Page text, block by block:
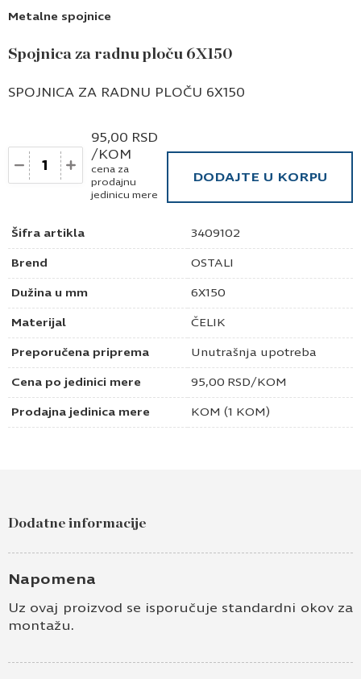
Metalne spojnice
Spojnica za radnu ploču 6X150
Šifra artikla 3409102
Brend OSTALI
Dužina u mm 6X150
Materijal ČELIK
Preporučena priprema Unutrašnja upotreba
Cena po jedinici mere 95,00 RSD/KOM
Prodajna jedinica mere KOM (1 KOM)
SPOJNICA ZA RADNU PLOČU 6X150
Količina
95,00 RSD
/KOM
cena za
prodajnu
jedinicu mere
DODAJTE U KORPU
Dodatne informacije
Napomena
Uz ovaj proizvod se isporučuje standardni okov za
montažu.